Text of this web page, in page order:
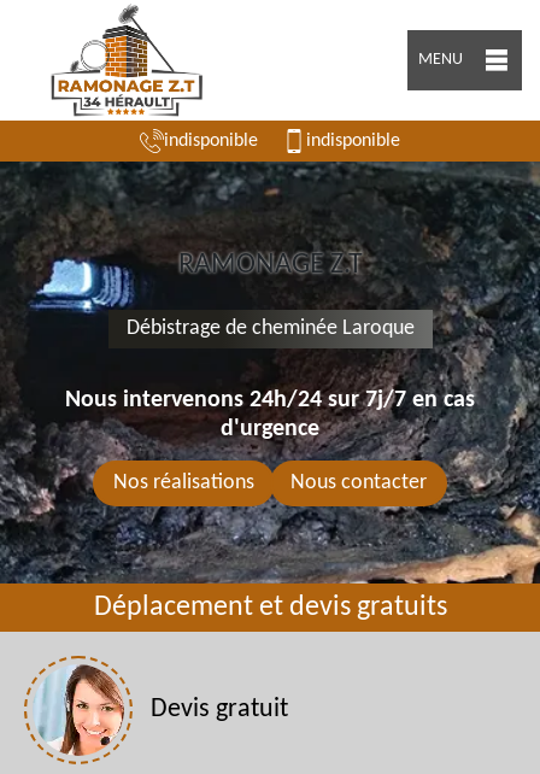
MENU
indisponible indisponible
RAMONAGE Z.T
Débistrage de cheminée Laroque
Nous intervenons 24h/24 sur 7j/7 en cas
d'urgence
Nos réalisations Nous contacter
Déplacement et devis gratuits
Devis gratuit